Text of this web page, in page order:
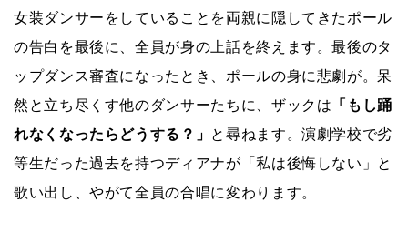
女装ダンサーをしていることを両親に隠してきたポール
の告白を最後に、全員が身の上話を終えます。最後のタ
ップダンス審査になったとき、ポールの身に悲劇が。呆
然と立ち尽くす他のダンサーたちに、ザックは 「もし踊
れなくなったらどうする？」 と尋ねます。演劇学校で劣
等生だった過去を持つディアナが「私は後悔しない」と
歌い出し、やがて全員の合唱に変わります。